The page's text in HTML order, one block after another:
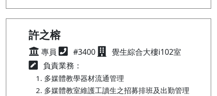
許之榕
專員 #3400
覺生綜合大樓i102室
負責業務：
多媒體教學器材流通管理
多媒體教室維護工讀生之招募排班及出勤管理